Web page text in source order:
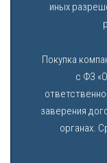
иных
Покупка
с ФЗ
заверения
органах.